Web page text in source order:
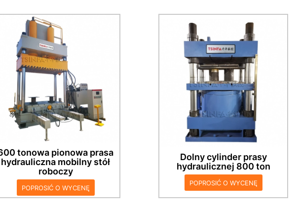
Pionowa prasa hydrauliczna 500
ton, podwójny cylinder olejowy,
równowaga sił, stół roboczy
można przesuwać za pomocą
cylindra bocznego.
tonowa pionowa prasa
hydrauliczna mobilny stół
roboczy
POPROSIĆ O WYCENĘ
Pionowa prasa hydrauliczna 500
ton, podwójny cylinder olejowy,
równowaga sił, stół roboczy
można przesuwać za pomocą
cylindra bocznego.
Dolny cylinder prasy
hydraulicznej 800 ton
POPROSIĆ O WYCENĘ